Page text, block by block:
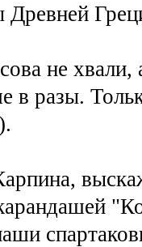
не
в разы.